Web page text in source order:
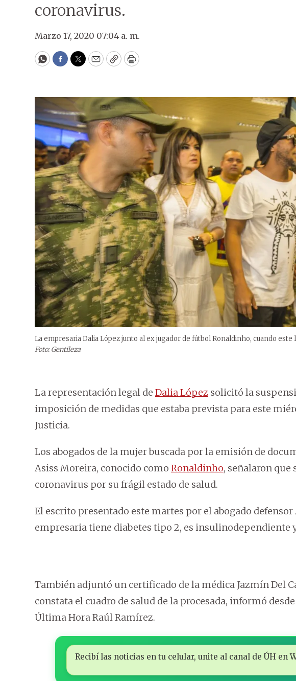
coronavirus.
Marzo 17, 2020 07:04 a. m.
WhatsApp
Facebook
Twitter
EmailCopyPrint
La empresaria Dalia López junto al ex jugador de fútbol Ronaldinho, cuando este
Foto: Gentileza
La representación legal de Dalia López solicitó la
imposición de medidas que estaba prevista para este
Justicia.
Los abogados de la mujer buscada por la emisión de
Asiss Moreira, conocido como Ronaldinho, señalaron que
coronavirus por su frágil estado de salud.
El escrito presentado este martes por el abogado
empresaria tiene diabetes tipo 2, es insulinodependiente
También adjuntó un certificado de la médica Jazmín Del
constata el cuadro de salud de la procesada, informó
Última Hora Raúl Ramírez.
Recibí las noticias en tu celular, unite al canal de ÚH en